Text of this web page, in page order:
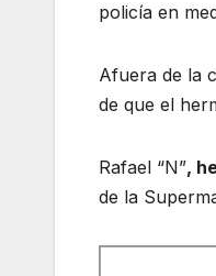
policía en
Afuera de la
de que el
Rafael “N”,
de la